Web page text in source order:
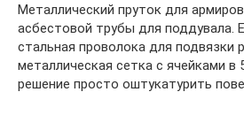
Металлический пруток для
асбестовой трубы для поддувала.
стальная проволока для подвязки
металлическая сетка с ячейками в
решение просто оштукатурить